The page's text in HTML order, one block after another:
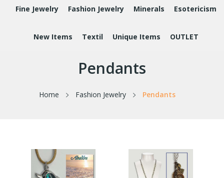
Fine Jewelry Fashion Jewelry Minerals Esotericism
New Items Textil Unique Items OUTLET
Pendants
Home Fashion Jewelry Pendants